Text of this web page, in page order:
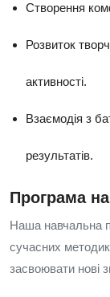
Створення
Розвиток
активності.
Взаємодія з
результатів.
Програма
Наша навчальна
сучасних
засвоювати нові